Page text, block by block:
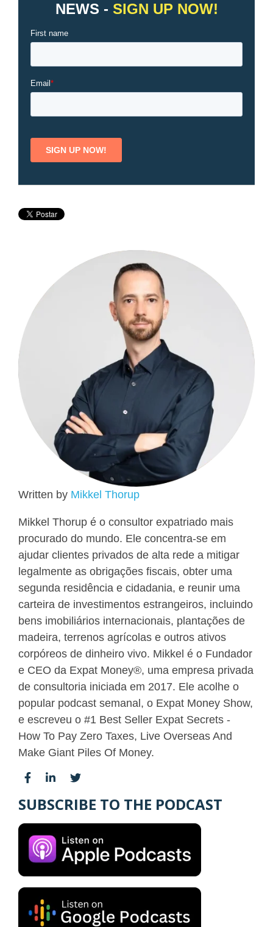
Written by Mikkel Thorup
Mikkel Thorup é o consultor expatriado mais
procurado do mundo. Ele concentra-se em
ajudar clientes privados de alta rede a mitigar
legalmente as obrigações fiscais, obter uma
segunda residência e cidadania, e reunir uma
carteira de investimentos estrangeiros, incluindo
bens imobiliários internacionais, plantações de
madeira, terrenos agrícolas e outros ativos
corpóreos de dinheiro vivo. Mikkel é o Fundador
e CEO da Expat Money®, uma empresa privada
de consultoria iniciada em 2017. Ele acolhe o
popular podcast semanal, o Expat Money Show,
e escreveu o #1 Best Seller Expat Secrets -
How To Pay Zero Taxes, Live Overseas And
Make Giant Piles Of Money.
SUBSCRIBE TO THE PODCAST